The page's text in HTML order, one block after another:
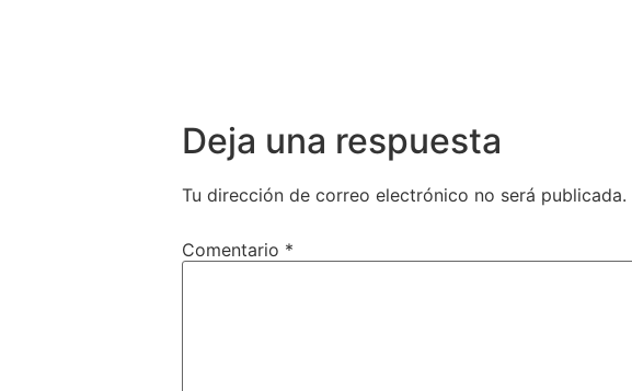
Deja una respuesta
Tu dirección de correo electrónico no será publicada.
Comentario *